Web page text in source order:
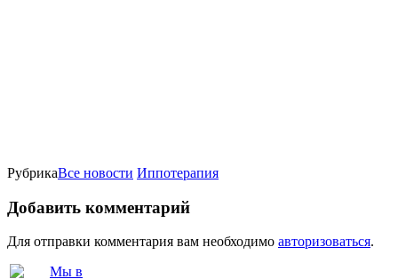
РубрикаВсе новости Иппотерапия
Добавить комментарий
Для отправки комментария вам необходимо авторизоваться.